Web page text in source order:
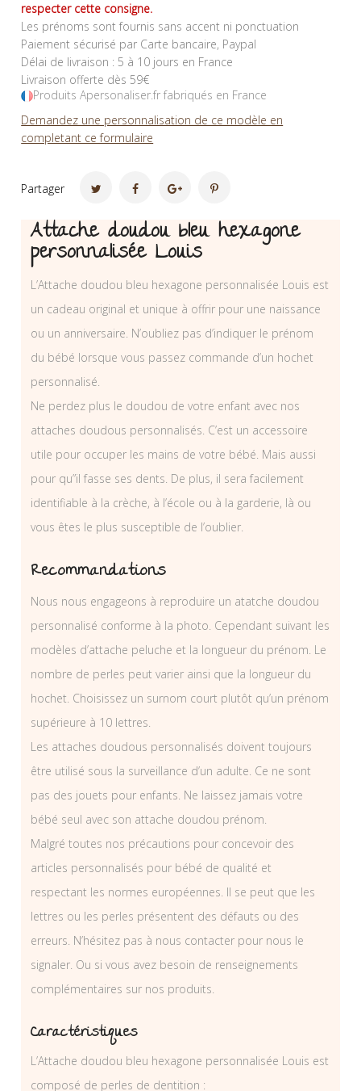
respecter cette consigne.
Les prénoms sont fournis sans accent ni ponctuation
Paiement sécurisé par Carte bancaire, Paypal
Délai de livraison : 5 à 10 jours en France
Livraison offerte dès 59€
Produits Apersonaliser.fr fabriqués en France
Demandez une personnalisation de ce modèle en
completant ce formulaire
Partager
Attache doudou bleu hexagone
personnalisée Louis
L’Attache doudou bleu hexagone personnalisée Louis est
un cadeau original et unique à offrir pour une naissance
ou un anniversaire. N’oubliez pas d’indiquer le prénom
du bébé lorsque vous passez commande d’un hochet
personnalisé.
Ne perdez plus le doudou de votre enfant avec nos
attaches doudous personnalisés. C’est un accessoire
utile pour occuper les mains de votre bébé. Mais aussi
pour qu”il fasse ses dents. De plus, il sera facilement
identifiable à la crèche, à l’école ou à la garderie, là ou
vous êtes le plus susceptible de l’oublier.
Recommandations
Nous nous engageons à reproduire un atatche doudou
personnalisé conforme à la photo. Cependant suivant les
modèles d’attache peluche et la longueur du prénom. Le
nombre de perles peut varier ainsi que la longueur du
hochet. Choisissez un surnom court plutôt qu’un prénom
supérieure à 10 lettres.
Les attaches doudous personnalisés doivent toujours
être utilisé sous la surveillance d’un adulte. Ce ne sont
pas des jouets pour enfants. Ne laissez jamais votre
bébé seul avec son attache doudou prénom.
Malgré toutes nos précautions pour concevoir des
articles personnalisés pour bébé de qualité et
respectant les normes européennes. Il se peut que les
lettres ou les perles présentent des défauts ou des
erreurs. N’hésitez pas à nous contacter pour nous le
signaler. Ou si vous avez besoin de renseignements
complémentaires sur nos produits.
Caractéristiques
L’Attache doudou bleu hexagone personnalisée Louis est
composé de perles de dentition :